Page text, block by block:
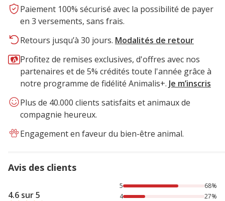
Paiement 100% sécurisé avec la possibilité de payer
en 3 versements, sans frais.
Retours jusqu’à 30 jours. Modalités de retour
Profitez de remises exclusives, d'offres avec nos
partenaires et de 5% crédités toute l'année grâce à
notre programme de fidélité Animalis+. Je m’inscris
Plus de 40.000 clients satisfaits et animaux de
compagnie heureux.
Engagement en faveur du bien-être animal.
Avis des clients
4.6 sur 5
68% des personnes lont noté avec {1} étoiles, 27% des
5
68%
4
27%